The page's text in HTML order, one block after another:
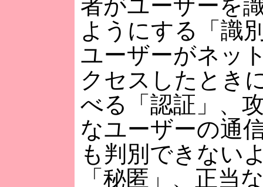
者がユーザーを
ようにする「識
ユーザーがネッ
クセスしたとき
べる「認証」、
なユーザーの通
も判別できない
「秘匿」、正当